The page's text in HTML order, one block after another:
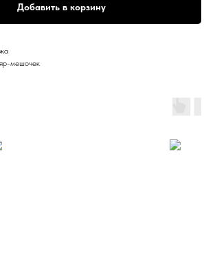
Добавить в корзину
мешочек